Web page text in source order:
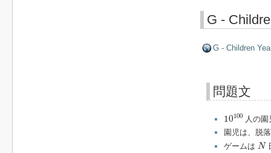
G -
G - Children
問題文
10100
10100
人の
園児は、脱
ゲームは N
N